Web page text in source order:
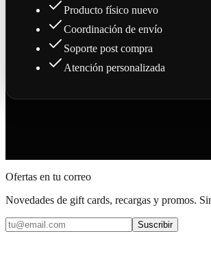
Producto físico nuevo
Coordinación de envío
Soporte post compra
Atención personalizada
Ofertas en tu correo
Novedades de gift cards, recargas y promos.
Suscribir